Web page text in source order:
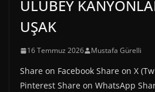
ULUBEY
UŞAK
16 Temmuz 2026 Mustafa Gürelli
Share on Facebook Share on X
Pinterest Share on WhatsApp